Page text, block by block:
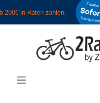
Zum Hauptinhalt springen